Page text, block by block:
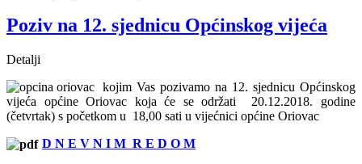
Poziv na 12. sjednicu Općinskog vijeća
Detalji
kojim Vas pozivamo na 12. sjednicu Općinskog
vijeća općine Oriovac koja će se održati 20.12.2018. godine
(četvrtak) s početkom u 18,00 sati u vijećnici općine Oriovac
D N E V N I M R E D O M